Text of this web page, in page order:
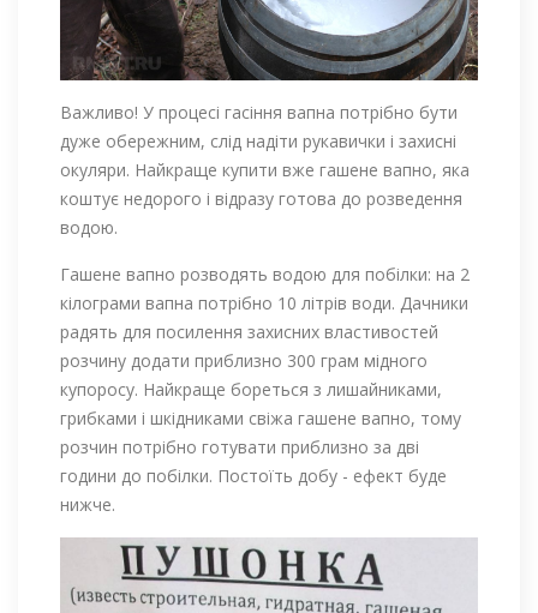
Важливо! У процесі гасіння вапна потрібно бути
дуже обережним, слід надіти рукавички і захисні
окуляри. Найкраще купити вже гашене вапно, яка
коштує недорого і відразу готова до розведення
водою.
Гашене вапно розводять водою для побілки: на 2
кілограми вапна потрібно 10 літрів води. Дачники
радять для посилення захисних властивостей
розчину додати приблизно 300 грам мідного
купоросу. Найкраще бореться з лишайниками,
грибками і шкідниками свіжа гашене вапно, тому
розчин потрібно готувати приблизно за дві
години до побілки. Постоїть добу - ефект буде
нижче.